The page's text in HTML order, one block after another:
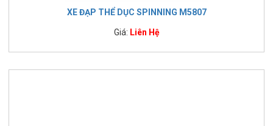
XE ĐẠP THỂ DỤC SPINNING M5807
Giá: Liên Hệ